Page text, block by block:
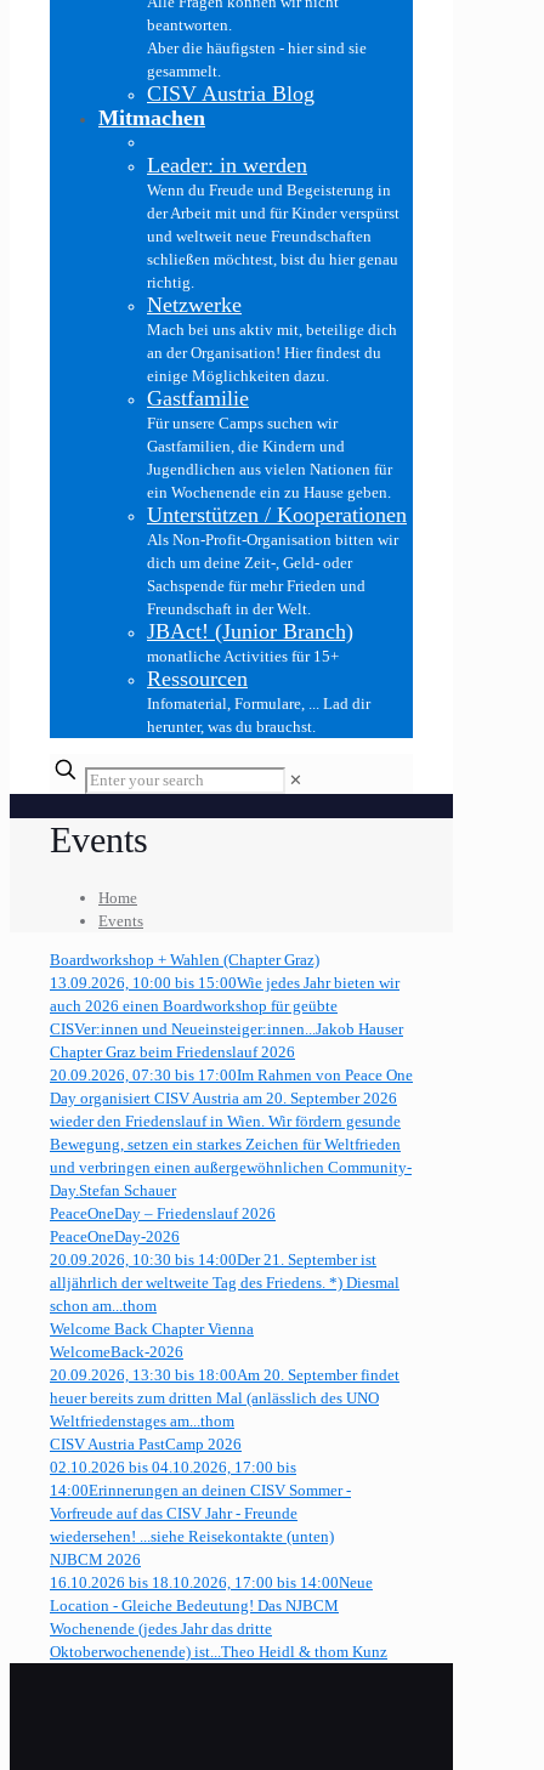
beantworten.
Aber die häufigsten - hier sind sie
gesammelt.
CISV Austria Blog
Mitmachen
Leader: in werden
Wenn du Freude und Begeisterung in
der Arbeit mit und für Kinder verspürst
und weltweit neue Freundschaften
schließen möchtest, bist du hier genau
richtig.
Netzwerke
Mach bei uns aktiv mit, beteilige dich
an der Organisation! Hier findest du
einige Möglichkeiten dazu.
Gastfamilie
Für unsere Camps suchen wir
Gastfamilien, die Kindern und
Jugendlichen aus vielen Nationen für
ein Wochenende ein zu Hause geben.
Unterstützen / Kooperationen
Als Non-Profit-Organisation bitten wir
dich um deine Zeit-, Geld- oder
Sachspende für mehr Frieden und
Freundschaft in der Welt.
JBAct! (Junior Branch)
monatliche Activities für 15+
Ressourcen
Infomaterial, Formulare, ... Lad dir
herunter, was du brauchst.
✕
Events
Home
Events
Boardworkshop + Wahlen (Chapter Graz)
13.09.2026, 10:00 bis 15:00Wie jedes Jahr bieten wir
auch 2026 einen Boardworkshop für geübte
CISVer:innen und Neueinsteiger:innen...Jakob Hauser
Chapter Graz beim Friedenslauf 2026
20.09.2026, 07:30 bis 17:00Im Rahmen von Peace One
Day organisiert CISV Austria am 20. September 2026
wieder den Friedenslauf in Wien. Wir fördern gesunde
Bewegung, setzen ein starkes Zeichen für Weltfrieden
und verbringen einen außergewöhnlichen Community-
Day.Stefan Schauer
PeaceOneDay – Friedenslauf 2026
PeaceOneDay-2026
20.09.2026, 10:30 bis 14:00Der 21. September ist
alljährlich der weltweite Tag des Friedens. *) Diesmal
schon am...thom
Welcome Back Chapter Vienna
WelcomeBack-2026
20.09.2026, 13:30 bis 18:00Am 20. September findet
heuer bereits zum dritten Mal (anlässlich des UNO
Weltfriedenstages am...thom
CISV Austria PastCamp 2026
02.10.2026 bis 04.10.2026, 17:00 bis
14:00Erinnerungen an deinen CISV Sommer -
Vorfreude auf das CISV Jahr - Freunde
wiedersehen! ...siehe Reisekontakte (unten)
NJBCM 2026
16.10.2026 bis 18.10.2026, 17:00 bis 14:00Neue
Location - Gleiche Bedeutung! Das NJBCM
Wochenende (jedes Jahr das dritte
Oktoberwochenende) ist...Theo Heidl & thom Kunz